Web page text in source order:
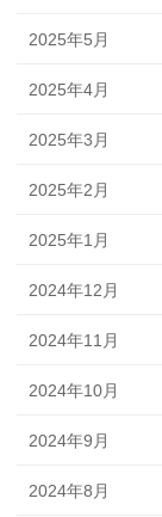
2025年5月
2025年4月
2025年3月
2025年2月
2025年1月
2024年12月
2024年11月
2024年10月
2024年9月
2024年8月